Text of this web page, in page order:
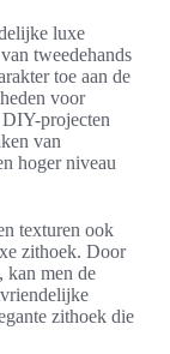
luxe
tweedehands
toe aan de
voor
projecten
van
hoger niveau
texturen ook
zithoek. Door
kan men de
zithoek die